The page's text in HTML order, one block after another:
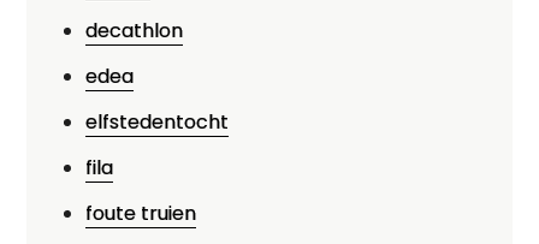
decathlon
edea
elfstedentocht
fila
foute truien